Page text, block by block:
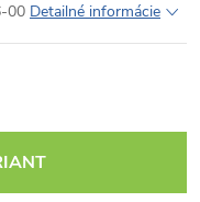
00 Detailné informácie